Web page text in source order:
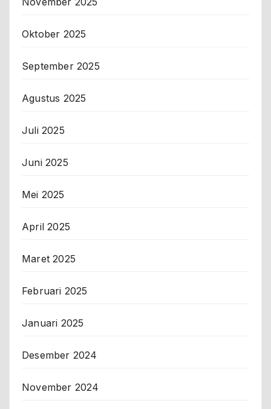
Oktober 2025
September 2025
Agustus 2025
Juli 2025
Juni 2025
Mei 2025
April 2025
Maret 2025
Februari 2025
Januari 2025
Desember 2024
November 2024